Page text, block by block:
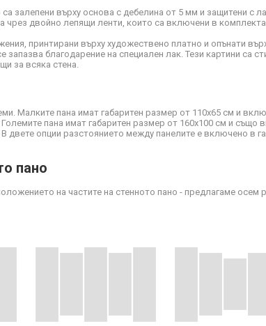
залепени върху основа с дебелина от 5 мм и защитени с
чрез двойно лепящи ленти, които са включени в комплекта.
принтирани върху художествено платно и опънати
благодарение на специален лак. Тези картини са
за всяка стена.
Малките пана имат габаритен размер от 110х65 см и
пана имат габаритен размер от 160х100 см и също
двете опции разстоянието между панелите е включено в
пано
на частите на стенното пано - предлагаме осем